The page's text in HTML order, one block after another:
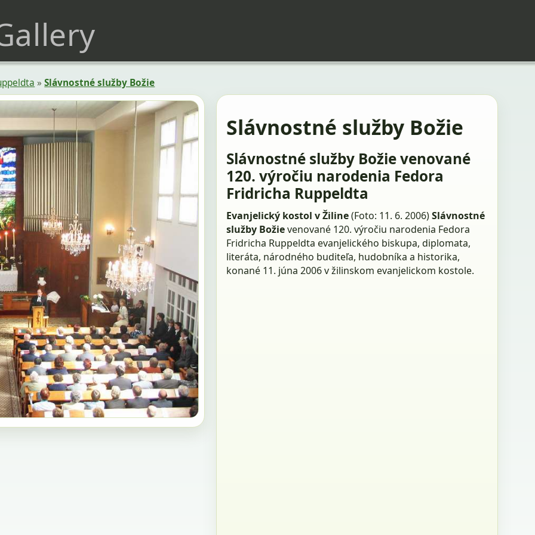
»Slávnostné služby Božie
Slávnostné služby Božie
Slávnostné služby Božie venované
120. výročiu narodenia Fedora
Fridricha Ruppeldta
Evanjelický kostol v Žiline(Foto: 11. 6. 2006)Slávnostné
služby Božievenované 120. výročiu narodenia Fedora
Fridricha Ruppeldta evanjelického biskupa, diplomata,
literáta, národného buditeľa, hudobníka a historika,
konané 11. júna 2006 v žilinskom evanjelickom kostole.